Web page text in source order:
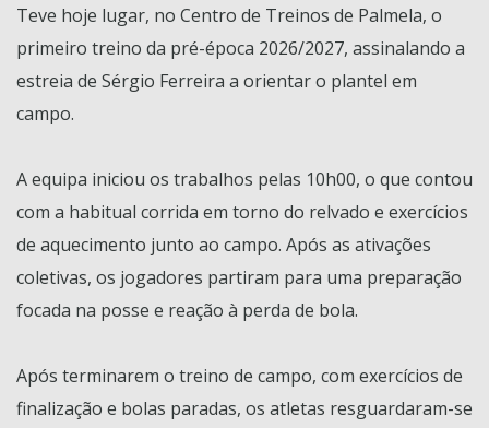
Teve hoje lugar, no Centro de Treinos de Palmela, o
primeiro treino da pré-época 2026/2027, assinalando a
estreia de Sérgio Ferreira a orientar o plantel em
campo.
A equipa iniciou os trabalhos pelas 10h00, o que contou
com a habitual corrida em torno do relvado e exercícios
de aquecimento junto ao campo. Após as ativações
coletivas, os jogadores partiram para uma preparação
focada na posse e reação à perda de bola.
Após terminarem o treino de campo, com exercícios de
finalização e bolas paradas, os atletas resguardaram-se